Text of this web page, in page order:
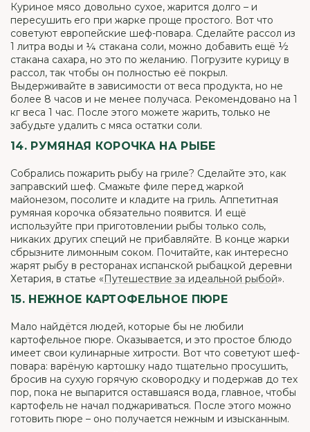
Куриное мясо довольно сухое, жарится долго – и
пересушить его при жарке проще простого. Вот что
советуют европейские шеф-повара. Сделайте рассол из
1 литра воды и ¼ стакана соли, можно добавить ещё ½
стакана сахара, но это по желанию. Погрузите курицу в
рассол, так чтобы он полностью её покрыл.
Выдерживайте в зависимости от веса продукта, но не
более 8 часов и не менее получаса. Рекомендовано на 1
кг веса 1 час. После этого можете жарить, только не
забудьте удалить с мяса остатки соли.
14. РУМЯНАЯ КОРОЧКА НА РЫБЕ
Собрались пожарить рыбу на гриле? Сделайте это, как
заправский шеф. Смажьте филе перед жаркой
майонезом, посолите и кладите на гриль. Аппетитная
румяная корочка обязательно появится. И ещё
используйте при приготовлении рыбы только соль,
никаких других специй не прибавляйте. В конце жарки
сбрызните лимонным соком. Почитайте, как интересно
жарят рыбу в ресторанах испанской рыбацкой деревни
Хетария, в статье «Путешествие за идеальной рыбой».
15. НЕЖНОЕ КАРТОФЕЛЬНОЕ ПЮРЕ
Мало найдётся людей, которые бы не любили
картофельное пюре. Оказывается, и это простое блюдо
имеет свои кулинарные хитрости. Вот что советуют шеф-
повара: варёную картошку надо тщательно просушить,
бросив на сухую горячую сковородку и подержав до тех
пор, пока не выпарится оставшаяся вода, главное, чтобы
картофель не начал поджариваться. После этого можно
готовить пюре – оно получается нежным и изысканным.